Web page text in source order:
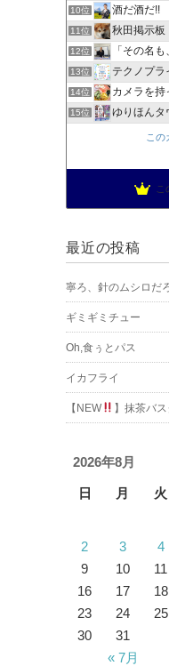
10位 酒だ酒だ!!
11位 秋田掲示板
12位 「その名も、
13位 テクノプラ
14位 カメラを持
15位 ゆりほんタ
この
最近の投稿
寧ろ、針のムシロだ
ギミギミチュー
Oh,食ぅとパス
イカフライ
【NEW 】抹茶バ
2026年8月
日 月 火
« 7月
2
3 4
9
10 11
16
17 18
23
24 25
30
31